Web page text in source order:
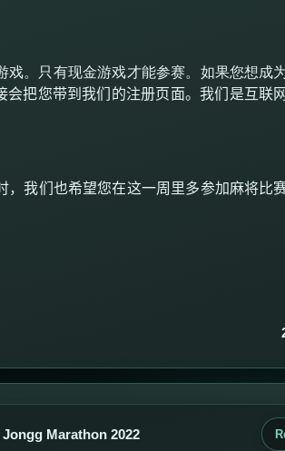
戏。只有现金游戏才能参赛。如果您想成
会把您带到我们的注册页面。我们是互联
，我们也希望您在这一周里多参加麻将比
Marathon 2022